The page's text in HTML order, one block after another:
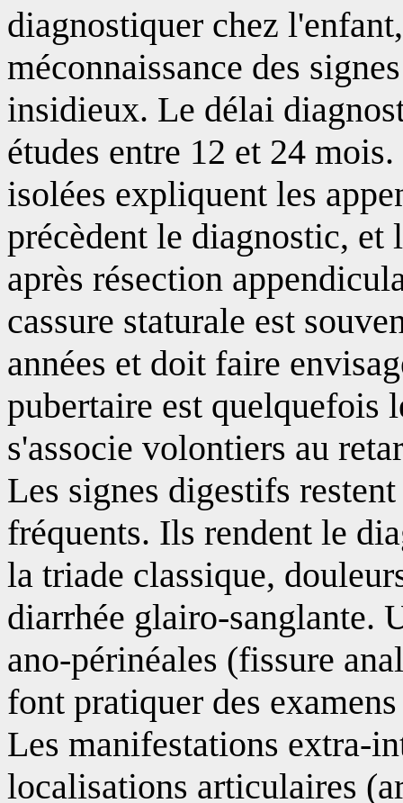
diagnostiquer chez
méconnaissance des
insidieux. Le délai
études entre 12 et 24
isolées expliquent les
précèdent le diagnostic, et
après résection
cassure staturale est
années et doit faire
pubertaire est quelquefois
s'associe volontiers au
Les signes digestifs
fréquents. Ils rendent le
la triade classique,
diarrhée glairo-sanglante.
ano-périnéales (fissure
font pratiquer des
Les manifestations extra-
localisations articulaires